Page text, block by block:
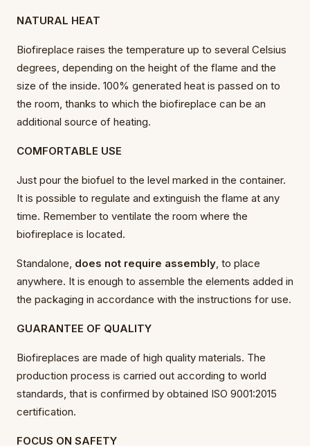
NATURAL HEAT
Biofireplace raises the temperature up to several Celsius
degrees, depending on the height of the flame and the
size of the inside. 100% generated heat is passed on to
the room, thanks to which the biofireplace can be an
additional source of heating.
COMFORTABLE USE
Just pour the biofuel to the level marked in the container.
It is possible to regulate and extinguish the flame at any
time. Remember to ventilate the room where the
biofireplace is located.
Standalone, does not require assembly, to place
anywhere. It is enough to assemble the elements added in
the packaging in accordance with the instructions for use.
GUARANTEE OF QUALITY
Biofireplaces are made of high quality materials. The
production process is carried out according to world
standards, that is confirmed by obtained ISO 9001:2015
certification.
FOCUS ON SAFETY